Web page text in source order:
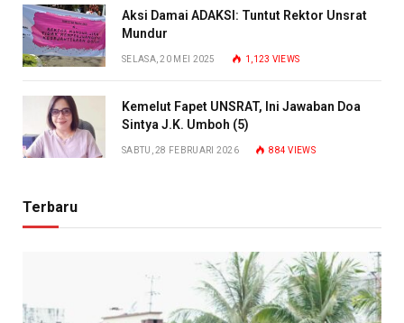
Aksi Damai ADAKSI: Tuntut Rektor Unsrat
Mundur
SELASA, 20 MEI 2025 1,123 VIEWS
Kemelut Fapet UNSRAT, Ini Jawaban Doa
Sintya J.K. Umboh (5)
SABTU, 28 FEBRUARI 2026 884VIEWS
Terbaru